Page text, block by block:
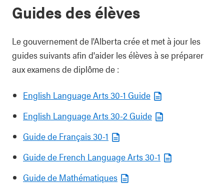
Guides des élèves
Le gouvernement de l'Alberta crée et met à jour les
guides suivants afin d'aider les élèves à se préparer
aux examens de diplôme de :
English Language Arts 30-1 Guide
English Language Arts 30-2 Guide
Guide de Français 30-1
Guide de French Language Arts 30-1
Guide de Mathématiques